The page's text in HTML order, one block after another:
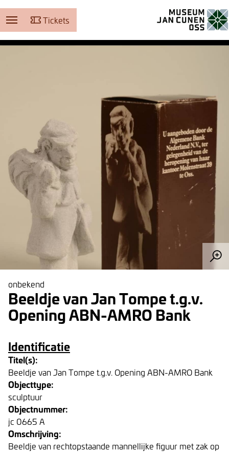
Tickets
onbekend
Beeldje van Jan Tompe t.g.v.
Opening ABN-AMRO Bank
Identificatie
Titel(s):
Beeldje van Jan Tompe t.g.v. Opening ABN-AMRO Bank
Objecttype:
sculptuur
Objectnummer:
jc 0665 A
Omschrijving:
Beeldje van rechtopstaande mannellijke figuur met zak op